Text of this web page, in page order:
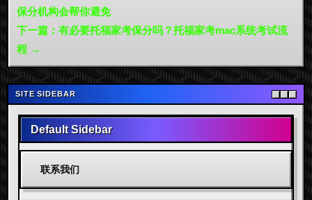
保分机构会帮你避免
下一篇：有必要托福家考保分吗？托福家考mac系统考试流
程 →
SITE SIDEBAR
Default Sidebar
联系我们